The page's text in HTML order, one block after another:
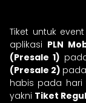
Tiket untuk event
aplikasi PLN
(Presale 1)
(Presale 2) pada
habis pada hari
yakni Tiket